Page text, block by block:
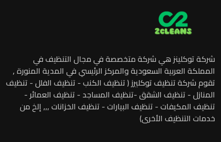
شركة توكلينز هي شركة متخصصة في مجال التنظيف في
المملكة العربية السعودية والمركز الرئيسي في المدية المنورة ,
تقوم شركة تنظيف توكليرز ( تنظيف الكنب - تنظيف الفلل - تنظيف
المنازل - تنظيف الشقق -تنظيف المساجد - تنظيف العمائر -
تنظيف المكيفات - تنظيف البيارات - تنظيف الخزانات ,,, إلخ من
خدمات التنظيف الأخرى)